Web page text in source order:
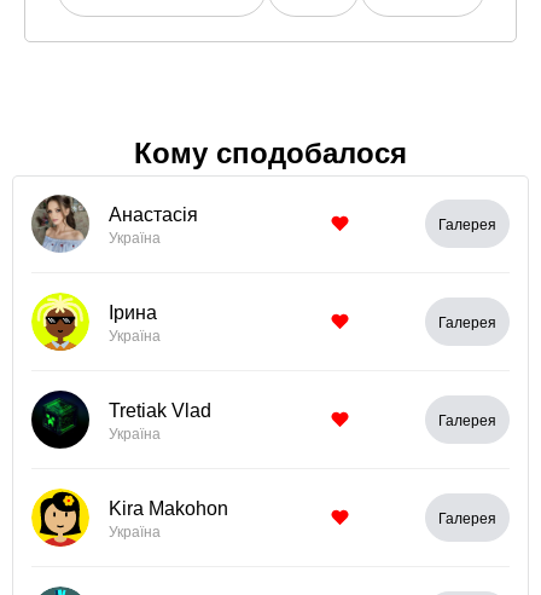
Кому сподобалося
Анастасія
Україна
Галерея
Ірина
Україна
Галерея
Tretiak Vlad
Україна
Галерея
Kira Makohon
Україна
Галерея